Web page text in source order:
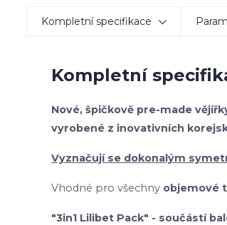
Kompletní specifikace
Kompletní
Nové, špičkově pre-made
vyrobené z inovativních
Vyznačují se dokonalým
Vhodné pro všechny objemové
"3in1 Lilibet Pack" - součástí